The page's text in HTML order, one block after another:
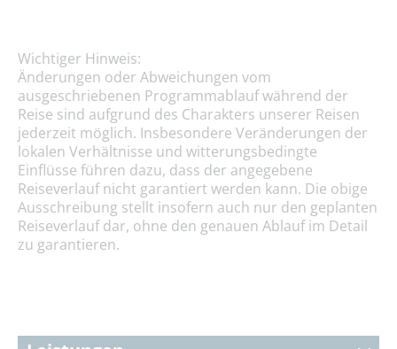
Wichtiger Hinweis:
Änderungen oder Abweichungen vom
ausgeschriebenen Programmablauf während der
Reise sind aufgrund des Charakters unserer Reisen
jederzeit möglich. Insbesondere Veränderungen der
lokalen Verhältnisse und witterungsbedingte
Einflüsse führen dazu, dass der angegebene
Reiseverlauf nicht garantiert werden kann. Die obige
Ausschreibung stellt insofern auch nur den geplanten
Reiseverlauf dar, ohne den genauen Ablauf im Detail
zu garantieren.